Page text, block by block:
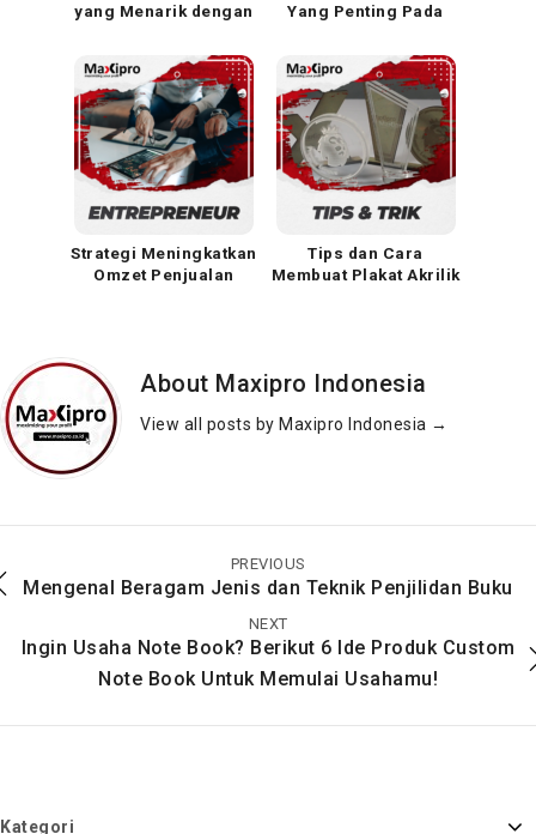
yang Menarik dengan
Yang Penting Pada
Strategi Meningkatkan
Omzet Penjualan
Tips dan Cara
Membuat Plakat Akrilik
Berkualitasnya Yang
Menarik Dan Harga
Yang Murah
About Maxipro Indonesia
View all posts by Maxipro Indonesia →
PREVIOUS
Mengenal Beragam Jenis dan Teknik Penjilidan Buku
NEXT
Ingin Usaha Note Book? Berikut 6 Ide Produk Custom
Note Book Untuk Memulai Usahamu!
Kategori